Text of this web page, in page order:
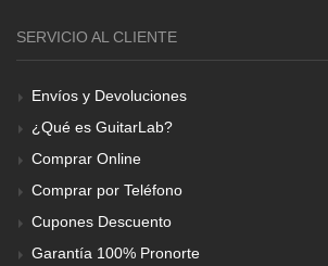
SERVICIO AL CLIENTE
Envíos y Devoluciones
¿Qué es GuitarLab?
Comprar Online
Comprar por Teléfono
Cupones Descuento
Garantía 100% Pronorte